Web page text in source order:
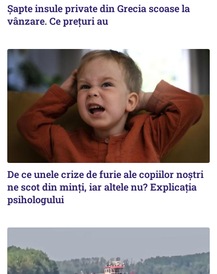
Șapte insule private din Grecia scoase la
vânzare. Ce prețuri au
De ce unele crize de furie ale copiilor noștri
ne scot din minți, iar altele nu? Explicația
psihologului